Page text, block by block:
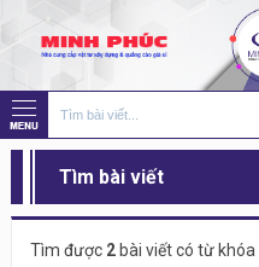
Tìm bài viết
Tìm được 2bài viết có từ khóa